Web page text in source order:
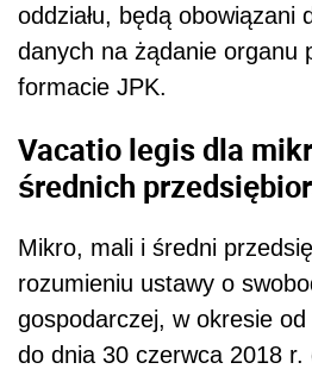
oddziału, będą obowiązani
danych na żądanie organu
formacie JPK.
Vacatio legis dla
średnich
Mikro, mali i średni
rozumieniu ustawy o
gospodarczej, w okresie
do dnia 30 czerwca 2018